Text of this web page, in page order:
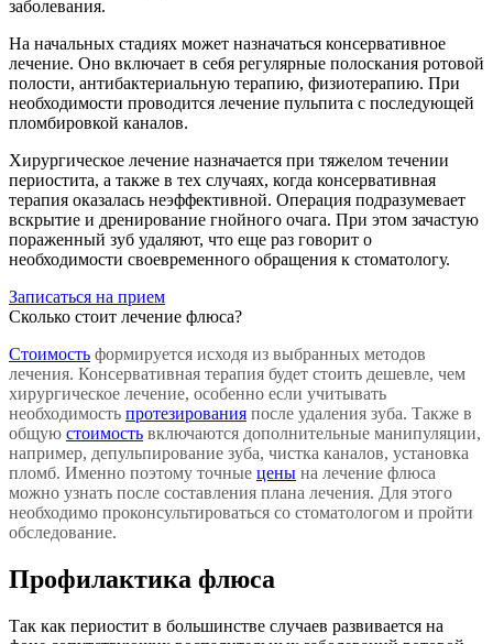
заболевания.
На начальных стадиях может назначаться консервативное
лечение. Оно включает в себя регулярные полоскания ротовой
полости, антибактериальную терапию, физиотерапию. При
необходимости проводится лечение пульпита с последующей
пломбировкой каналов.
Хирургическое лечение назначается при тяжелом течении
периостита, а также в тех случаях, когда консервативная
терапия оказалась неэффективной. Операция подразумевает
вскрытие и дренирование гнойного очага. При этом зачастую
пораженный зуб удаляют, что еще раз говорит о
необходимости своевременного обращения к стоматологу.
Записаться на прием
Сколько стоит лечение флюса?
Стоимость формируется исходя из выбранных методов
лечения. Консервативная терапия будет стоить дешевле, чем
хирургическое лечение, особенно если учитывать
необходимость протезирования после удаления зуба. Также в
общую стоимость включаются дополнительные манипуляции,
например, депульпирование зуба, чистка каналов, установка
пломб. Именно поэтому точные цены на лечение флюса
можно узнать после составления плана лечения. Для этого
необходимо проконсультироваться со стоматологом и пройти
обследование.
Профилактика флюса
Так как периостит в большинстве случаев развивается на